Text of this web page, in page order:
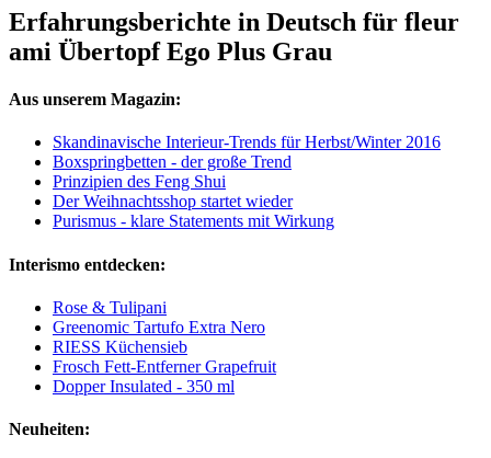
Erfahrungsberichte in Deutsch für fleur
ami Übertopf Ego Plus Grau
Aus unserem Magazin:
Skandinavische Interieur-Trends für Herbst/Winter 2016
Boxspringbetten - der große Trend
Prinzipien des Feng Shui
Der Weihnachtsshop startet wieder
Purismus - klare Statements mit Wirkung
Interismo entdecken:
Rose & Tulipani
Greenomic Tartufo Extra Nero
RIESS Küchensieb
Frosch Fett-Entferner Grapefruit
Dopper Insulated - 350 ml
Neuheiten: